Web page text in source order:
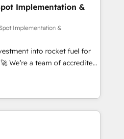
• 150+ clients across Sales
Hub, Data Hub and
ISO 9001:2015, and ISO
AI management standard •
framework, built on
to get in touch (𝘸𝘦'𝘳𝘦
Implementation &
Implementation &
into rocket fuel for
you. We can
into complex business
what you've got and make
it, build your website in
We are on the